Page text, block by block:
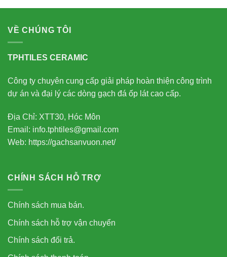
VỀ CHÚNG TÔI
TPHTILES CERAMIC
Công ty chuyên cung cấp giải pháp hoàn thiện công trình
dự án và đại lý các dòng gạch đá ốp lát cao cấp.
Địa Chỉ: XTT30, Hóc Môn
Email: info.tphtiles@gmail.com
Web: https://gachsanvuon.net/
CHÍNH SÁCH HỖ TRỢ
Chính sách mua bán.
Chính sách hỗ trợ vận chuyển
Chính sách đổi trả.